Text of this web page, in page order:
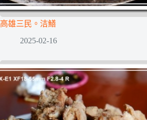
高雄三民。洁鱔
2025-02-16